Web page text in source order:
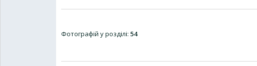
Фотографій у розділі: 54